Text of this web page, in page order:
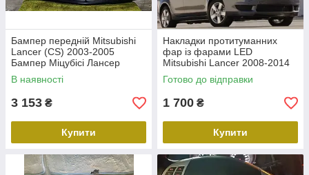
Бампер передній Mitsubishi
Lancer (CS) 2003-2005
Бампер Міцубісі Лансер
523307
В наявності
3 153 ₴
Купити
Накладки протитуманних
фар із фарами LED
Mitsubishi Lancer 2008-2014
протитуманні фари Лансер
Ікс 10
Готово до відправки
1 700 ₴
Купити